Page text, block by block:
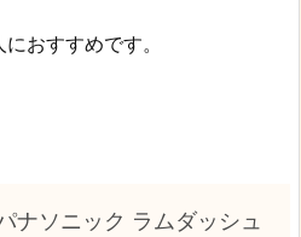
おすすめです。
ナソニック ラムダッシュ